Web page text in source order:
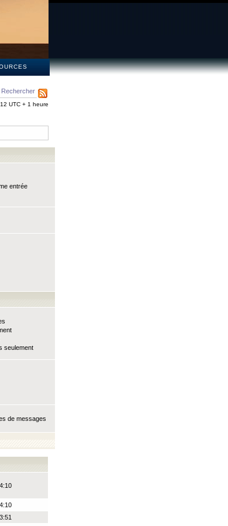
Rechercher
UTC + 1 heure
entrée
seulement
de messages